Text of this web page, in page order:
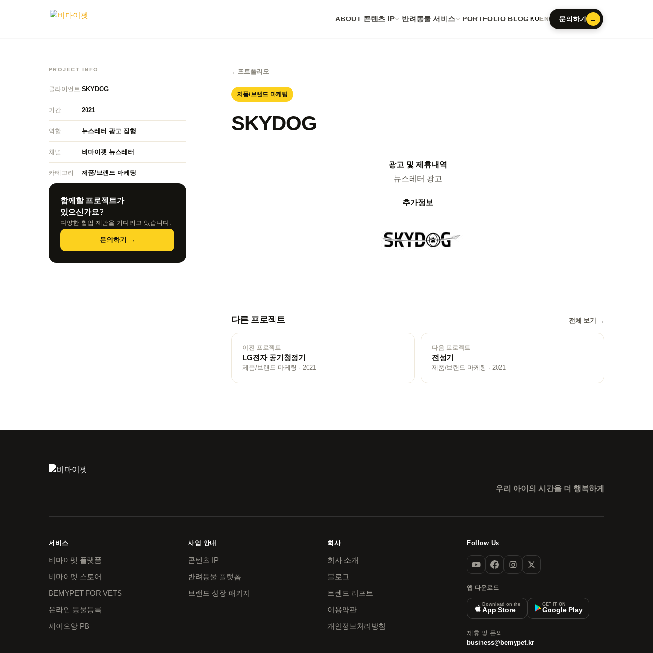
ABOUT 콘텐츠 IP 반려동물 서비스 PORTFOLIO BLOG KO EN 문의하기 →
← 포트폴리오
제품/브랜드 마케팅
SKYDOG
PROJECT INFO
클라이언트 SKYDOG
기간 2021
역할 뉴스레터 광고 집행
채널 비마이펫 뉴스레터
카테고리 제품/브랜드 마케팅
함께할 프로젝트가
있으신가요?
다양한 협업 제안을 기다리고 있습니다.
문의하기 →
광고 및 제휴내역
뉴스레터 광고
추가정보
다른 프로젝트 전체 보기 →
이전 프로젝트
LG전자 공기청정기
제품/브랜드 마케팅 · 2021
다음 프로젝트
전성기
제품/브랜드 마케팅 · 2021
우리 아이의 시간을 더 행복하게
서비스
비마이펫 플랫폼
비마이펫 스토어
BEMYPET FOR VETS
온라인 동물등록
세이오앙 PB
사업 안내
콘텐츠 IP
반려동물 플랫폼
브랜드 성장 패키지
회사
회사 소개
블로그
트렌드 리포트
이용약관
개인정보처리방침
Follow Us
앱 다운로드
Download on the
App Store
GET IT ON
Google Play
제휴 및 문의
business@bemypet.kr